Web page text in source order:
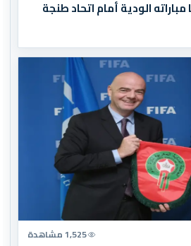
الودية أمام اتحاد طنجة
1,525 مشاهدة